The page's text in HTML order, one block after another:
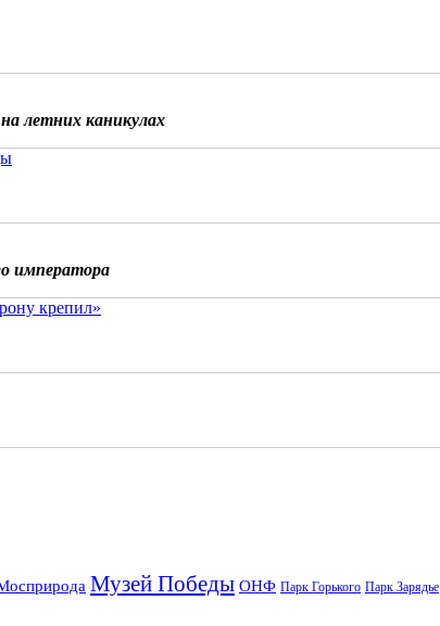
летних каникулах
императора
крепил»
Музей Победы ОНФ Парк Горького Парк Зарядье